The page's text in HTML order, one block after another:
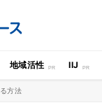
地域活性 IIJ
方法